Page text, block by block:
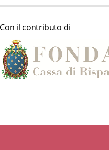
Con il contributo di